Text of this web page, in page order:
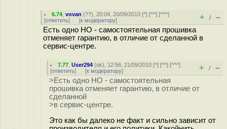
6.74 ,vovan (??), 20:04, 20/09/2010 [^] [^^] [^^^]
[ответить] [к модератору] + / –
Есть одно НО - самостоятельная прошивка
отменяет гарантию, в отличие от сделанной в
сервис-центре.
7.77 ,User294 (ok), 12:56, 21/09/2010 [^] [^^] [^^^]
[ответить] [к модератору] + / –
>Есть одно НО - самостоятельная
прошивка отменяет гарантию, в отличие от
сделанной
>в сервис-центре.
Это как бы далеко не факт и сильно зависит от